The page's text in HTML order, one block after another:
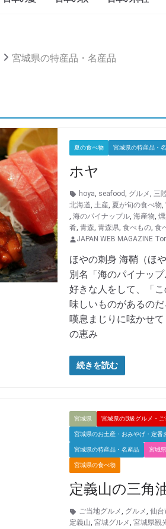
宮城県の特産品・名産品
夏の食べ物 宮城県の特産品・
ホヤ
hoya, seafood, グルメ, 三
北海道, 土産, 夏が旬の食べ物,
, 海のパイナップル, 海産物,
肴, 青森, 青森県, 食べもの, 食
JAPAN WEB MAGAZINE
ほやの刺身 海鞘（ほ
別名「海のパイナップ
好きな人をして、「
味しいものがあるの
嘆息まじりに呟かせ
の恵み
続きを読む
宮城県 宮城県のB級グルメ・ご
宮城県のお土産・おみやげ・定番
宮城県の特産品・名産品 宮城
宮城県の食べ物
定義山の三角
ご当地グルメ, グルメ, 仙台
定義山, 宮城グルメ, 宮城県観